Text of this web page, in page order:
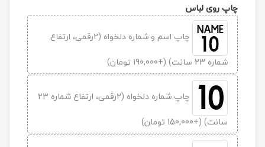
چاپ روی لباس
چاپ اسم و شماره دلخواه (2رقمی، ارتفاع
شماره 23 سانت) (+190,000 تومان)
چاپ شماره دلخواه (2رقمی، ارتفاع شماره 23
سانت) (+150,000 تومان)